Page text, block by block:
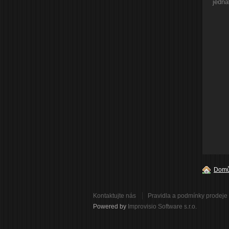
Kontaktujte nás Pravidla a podmínky prodeje
Powered by Improvisio Software s.r.o.